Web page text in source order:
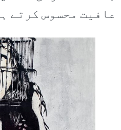
عافیت محسوس کرتے